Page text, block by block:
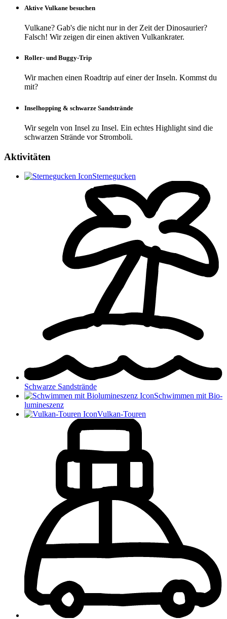
Aktive Vulkane besuchen
Vulkane? Gab's die nicht nur in der Zeit der Dinosaurier?
Falsch! Wir zeigen dir einen aktiven Vulkankrater.
Roller- und Buggy-Trip
Wir machen einen Roadtrip auf einer der Inseln. Kommst du
mit?
Inselhopping & schwarze Sandstrände
Wir segeln von Insel zu Insel. Ein echtes Highlight sind die
schwarzen Strände vor Stromboli.
Aktivitäten
Sternegucken
Schwarze Sandstrände
Schwimmen mit Bio­­
lumi­neszenz
Vulkan-Touren